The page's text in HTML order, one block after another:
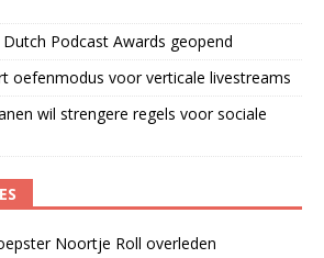
Podcast Awards geopend
oefenmodus voor verticale livestreams
wil strengere regels voor sociale
Noortje Roll overleden